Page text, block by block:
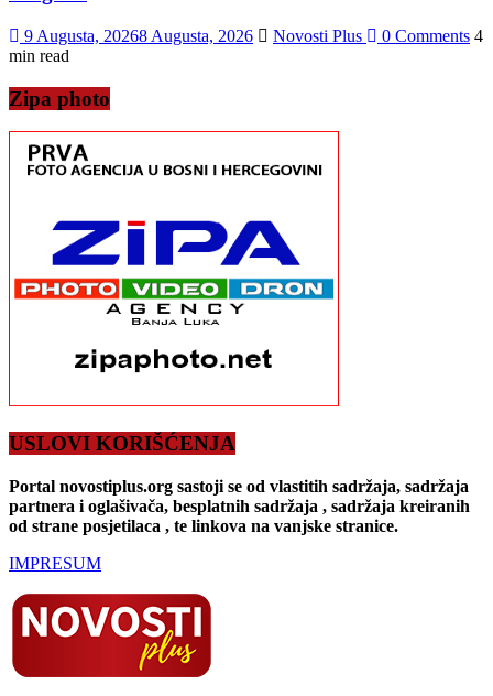
9 Augusta, 20268 Augusta, 2026 Novosti Plus 0 Comments 4
min read
Zipa photo
USLOVI KORIŠĆENJA
Portal novostiplus.org sastoji se od vlastitih sadržaja, sadržaja
partnera i oglašivača, besplatnih sadržaja , sadržaja kreiranih
od strane posjetilaca , te linkova na vanjske stranice.
IMPRESUM